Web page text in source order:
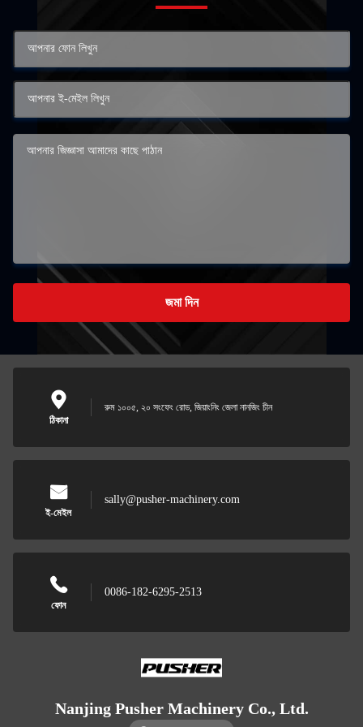
জমা দিন
ঠিকানা
রুম ১০০৫, ২০ সংফেং রোড, জিয়াংনিং জেলা নানজিং চীন
ই-মেইল
sally@pusher-machinery.com
ফোন
0086-182-6295-2513
Nanjing Pusher Machinery Co., Ltd.